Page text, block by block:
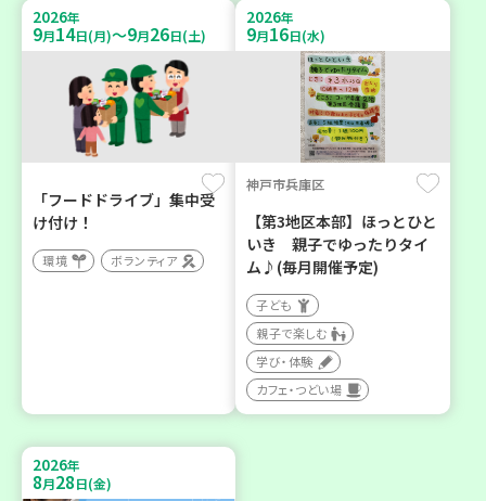
2026年
9月14日(月)～9月26日(土)
「フードドライブ」集中受
け付け！
環境 ボランティア
2026年
9月16日(水)
神戸市兵庫区
【第3地区本部】ほっとひと
いき 親子でゆったりタイ
ム♪(毎月開催予定)
子ども
親子で楽しむ
学び・体験
カフェ・つどい場
2026年
8月28日(金)